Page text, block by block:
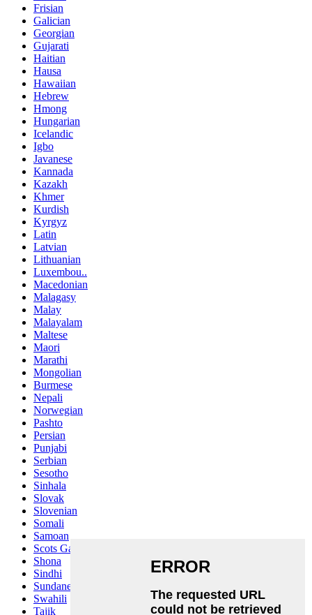
Frisian
Galician
Georgian
Gujarati
Haitian
Hausa
Hawaiian
Hebrew
Hmong
Hungarian
Icelandic
Igbo
Javanese
Kannada
Kazakh
Khmer
Kurdish
Kyrgyz
Latin
Latvian
Lithuanian
Luxembou..
Macedonian
Malagasy
Malay
Malayalam
Maltese
Maori
Marathi
Mongolian
Burmese
Nepali
Norwegian
Pashto
Persian
Punjabi
Serbian
Sesotho
Sinhala
Slovak
Slovenian
Somali
Samoan
Scots Gaelic
Shona
Sindhi
Sundanese
Swahili
Tajik